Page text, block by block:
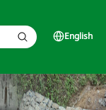
English